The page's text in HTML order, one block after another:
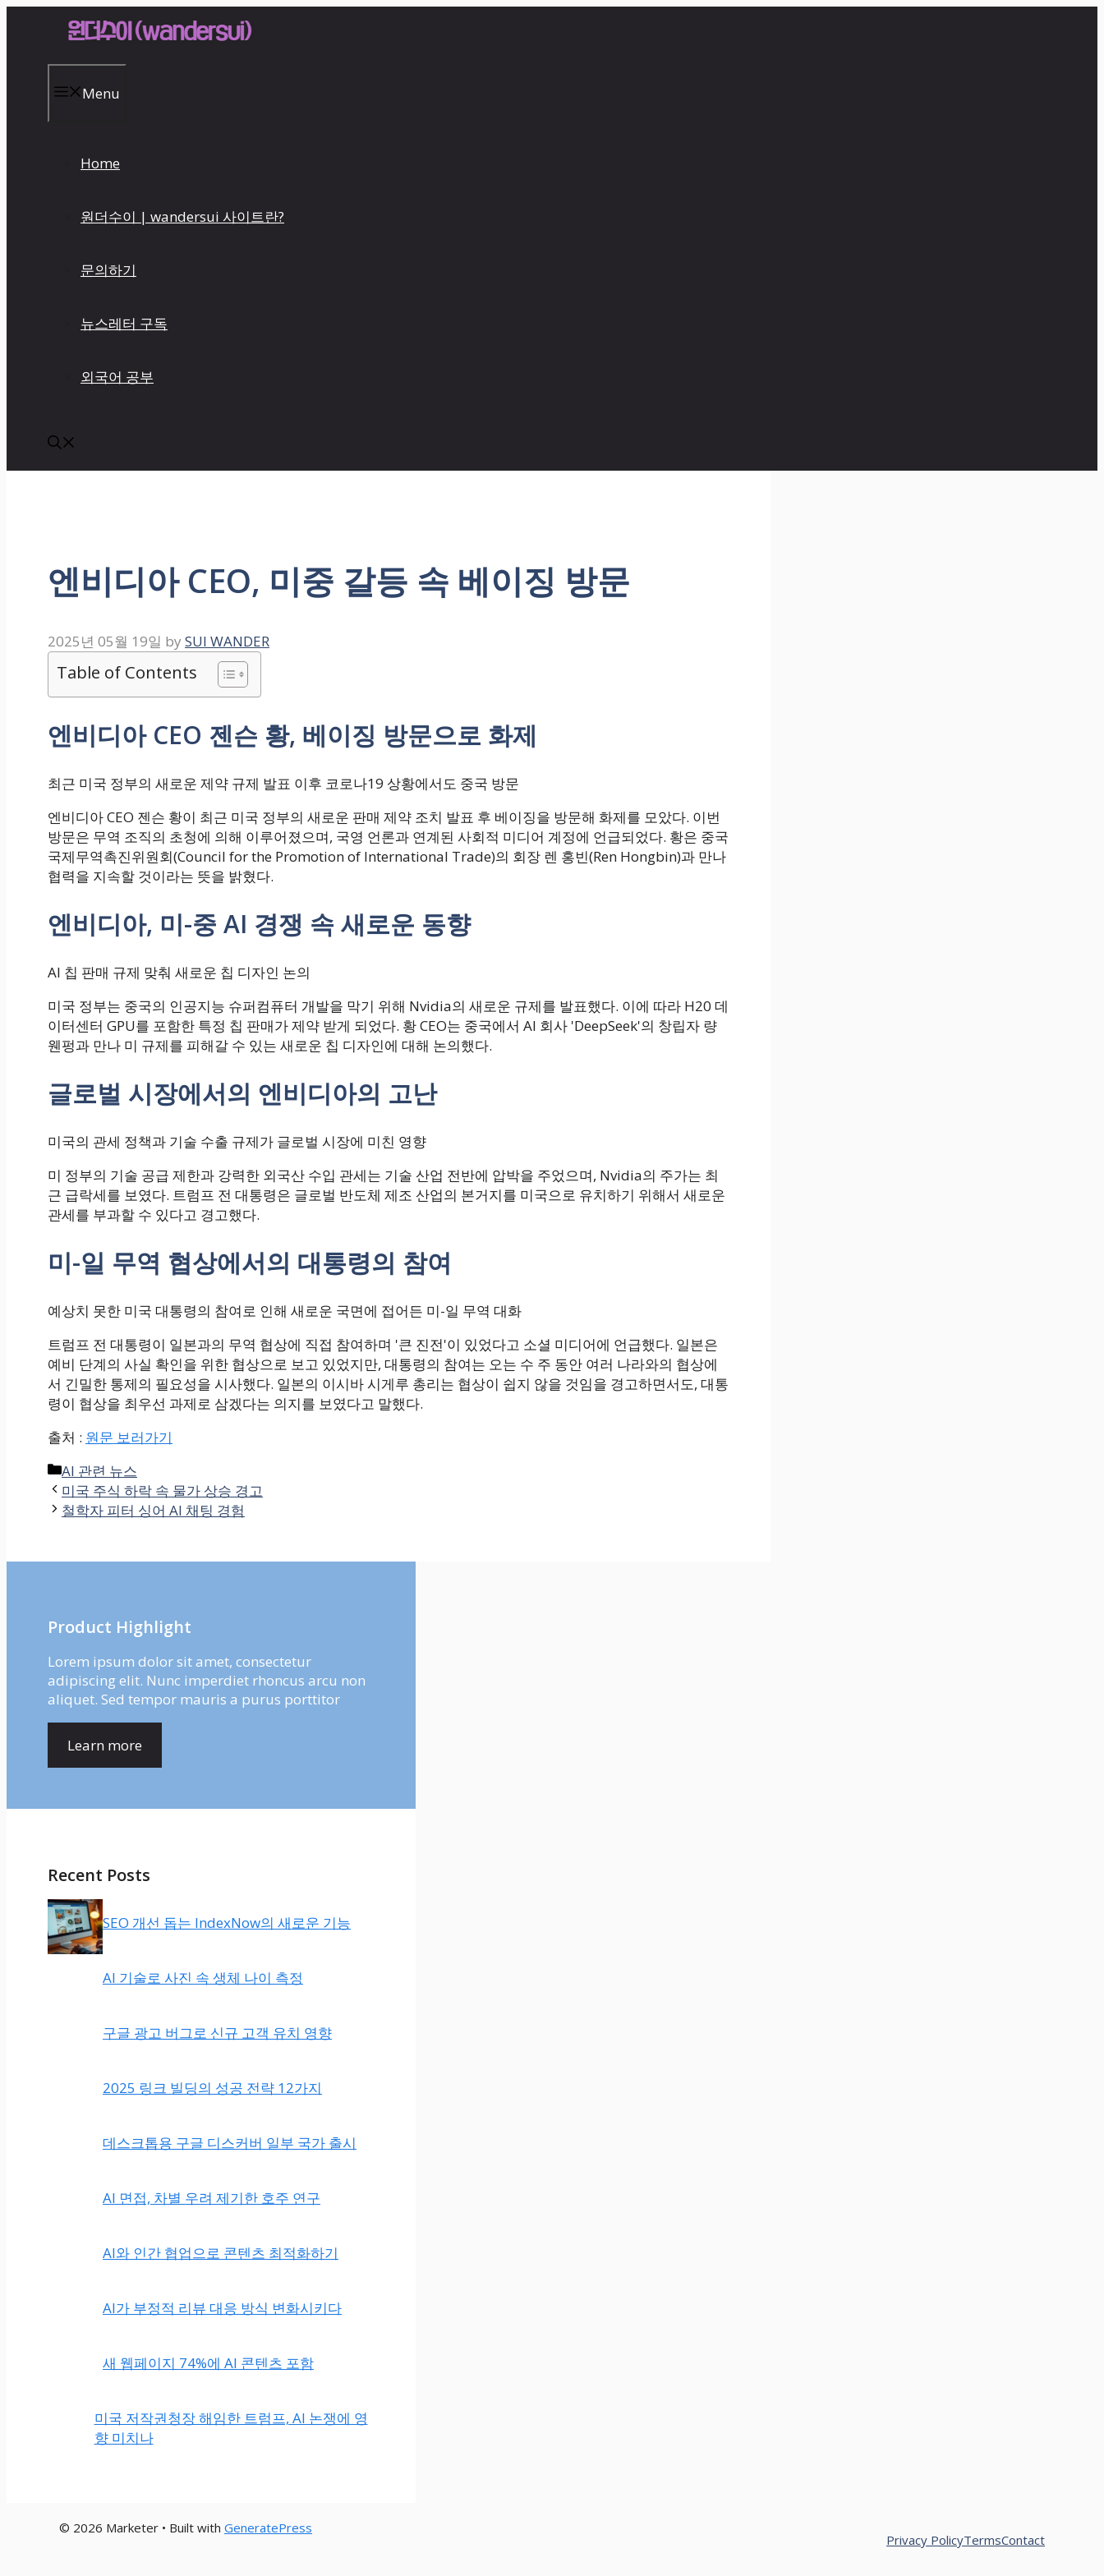
Menu
Home
원더수이 | wandersui 사이트란?
문의하기
뉴스레터 구독
외국어 공부
엔비디아 CEO, 미중 갈등 속 베이징 방문
2025년 05월 19일 by SUI WANDER
Table of Contents
엔비디아 CEO 젠슨 황, 베이징 방문으로 화제
최근 미국 정부의 새로운 제약 규제 발표 이후 코로나19 상황에서도 중국 방문
엔비디아 CEO 젠슨 황이 최근 미국 정부의 새로운 판매 제약 조치 발표 후 베이징을 방문해 화제를 모았다. 이번
방문은 무역 조직의 초청에 의해 이루어졌으며, 국영 언론과 연계된 사회적 미디어 계정에 언급되었다. 황은 중국
국제무역촉진위원회(Council for the Promotion of International Trade)의 회장 렌 홍빈(Ren Hongbin)과 만나
협력을 지속할 것이라는 뜻을 밝혔다.
엔비디아, 미-중 AI 경쟁 속 새로운 동향
AI 칩 판매 규제 맞춰 새로운 칩 디자인 논의
미국 정부는 중국의 인공지능 슈퍼컴퓨터 개발을 막기 위해 Nvidia의 새로운 규제를 발표했다. 이에 따라 H20 데
이터센터 GPU를 포함한 특정 칩 판매가 제약 받게 되었다. 황 CEO는 중국에서 AI 회사 'DeepSeek'의 창립자 량
웬펑과 만나 미 규제를 피해갈 수 있는 새로운 칩 디자인에 대해 논의했다.
글로벌 시장에서의 엔비디아의 고난
미국의 관세 정책과 기술 수출 규제가 글로벌 시장에 미친 영향
미 정부의 기술 공급 제한과 강력한 외국산 수입 관세는 기술 산업 전반에 압박을 주었으며, Nvidia의 주가는 최
근 급락세를 보였다. 트럼프 전 대통령은 글로벌 반도체 제조 산업의 본거지를 미국으로 유치하기 위해서 새로운
관세를 부과할 수 있다고 경고했다.
미-일 무역 협상에서의 대통령의 참여
예상치 못한 미국 대통령의 참여로 인해 새로운 국면에 접어든 미-일 무역 대화
트럼프 전 대통령이 일본과의 무역 협상에 직접 참여하며 '큰 진전'이 있었다고 소셜 미디어에 언급했다. 일본은
예비 단계의 사실 확인을 위한 협상으로 보고 있었지만, 대통령의 참여는 오는 수 주 동안 여러 나라와의 협상에
서 긴밀한 통제의 필요성을 시사했다. 일본의 이시바 시게루 총리는 협상이 쉽지 않을 것임을 경고하면서도, 대통
령이 협상을 최우선 과제로 삼겠다는 의지를 보였다고 말했다.
출처 : 원문 보러가기
Categories
AI 관련 뉴스
미국 주식 하락 속 물가 상승 경고
철학자 피터 싱어 AI 채팅 경험
Product Highlight
Lorem ipsum dolor sit amet, consectetur
adipiscing elit. Nunc imperdiet rhoncus arcu non
aliquet. Sed tempor mauris a purus porttitor
Learn more
Recent Posts
SEO 개선 돕는 IndexNow의 새로운 기능
AI 기술로 사진 속 생체 나이 측정
구글 광고 버그로 신규 고객 유치 영향
2025 링크 빌딩의 성공 전략 12가지
데스크톱용 구글 디스커버 일부 국가 출시
AI 면접, 차별 우려 제기한 호주 연구
AI와 인간 협업으로 콘텐츠 최적화하기
AI가 부정적 리뷰 대응 방식 변화시키다
새 웹페이지 74%에 AI 콘텐츠 포함
미국 저작권청장 해임한 트럼프, AI 논쟁에 영
향 미치나
© 2026 Marketer • Built with GeneratePress
Privacy PolicyTermsContact